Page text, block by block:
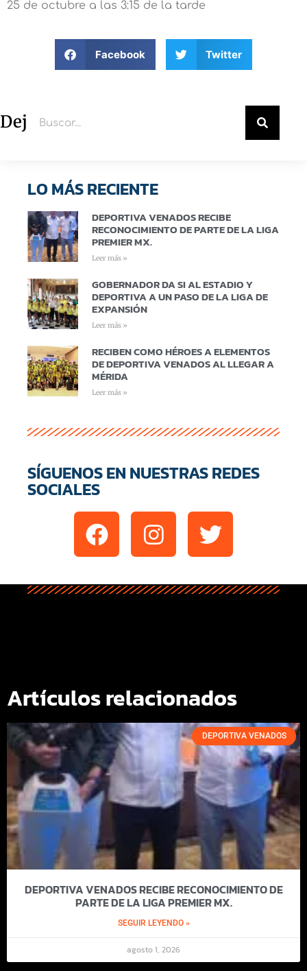
25 de octubre a las 3:15 de la tarde
Facebook Twitter
Deja un comentario
LO MÁS RECIENTE
DEPORTIVA VENADOS RECIBE
RECONOCIMIENTO DE PARTE DE LA LIGA
PREMIER MX.
Leer más »
GOBERNADOR DA SI AL ESTADIO Y
DEPORTIVA A UN PASO DE LA LIGA DE
EXPANSIÓN
Leer más »
RECIBEN COMO HÉROES A ELEMENTOS
DE DEPORTIVA VENADOS AL LLEGAR A
MÉRIDA
Leer más »
SÍGUENOS EN NUESTRAS REDES
SOCIALES
Artículos relacionados
DEPORTIVA VENADOS
DEPORTIVA VENADOS RECIBE RECONOCIMIENTO DE
PARTE DE LA LIGA PREMIER MX.
SEGUIR LEYENDO »
agosto 1, 2026